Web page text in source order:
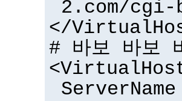
2.com/cgi-
</
# 바보 바보